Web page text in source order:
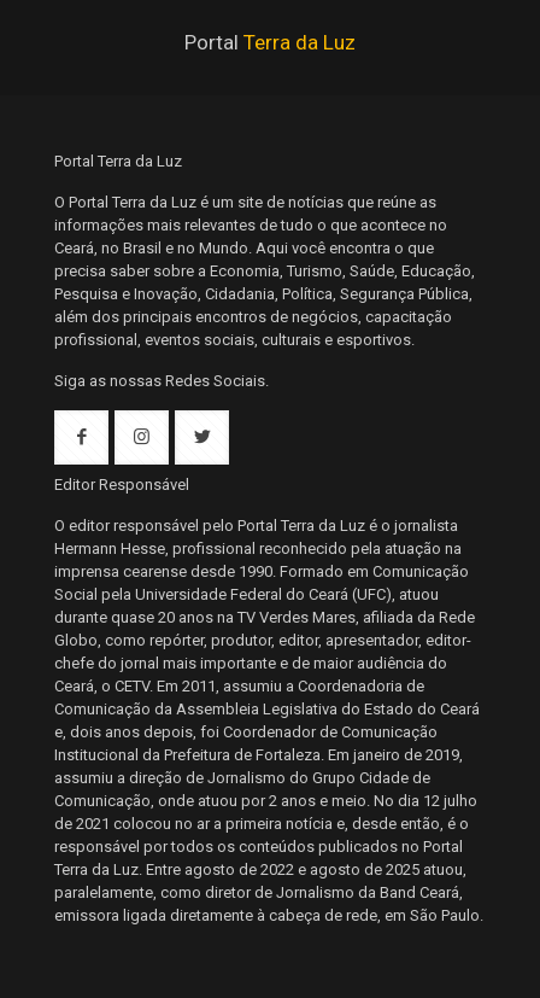
Portal Terra da Luz
Portal Terra da Luz
O Portal Terra da Luz é um site de notícias que reúne as
informações mais relevantes de tudo o que acontece no
Ceará, no Brasil e no Mundo. Aqui você encontra o que
precisa saber sobre a Economia, Turismo, Saúde, Educação,
Pesquisa e Inovação, Cidadania, Política, Segurança Pública,
além dos principais encontros de negócios, capacitação
profissional, eventos sociais, culturais e esportivos.
Siga as nossas Redes Sociais.
Editor Responsável
O editor responsável pelo Portal Terra da Luz é o jornalista
Hermann Hesse, profissional reconhecido pela atuação na
imprensa cearense desde 1990. Formado em Comunicação
Social pela Universidade Federal do Ceará (UFC), atuou
durante quase 20 anos na TV Verdes Mares, afiliada da Rede
Globo, como repórter, produtor, editor, apresentador, editor-
chefe do jornal mais importante e de maior audiência do
Ceará, o CETV. Em 2011, assumiu a Coordenadoria de
Comunicação da Assembleia Legislativa do Estado do Ceará
e, dois anos depois, foi Coordenador de Comunicação
Institucional da Prefeitura de Fortaleza. Em janeiro de 2019,
assumiu a direção de Jornalismo do Grupo Cidade de
Comunicação, onde atuou por 2 anos e meio. No dia 12 julho
de 2021 colocou no ar a primeira notícia e, desde então, é o
responsável por todos os conteúdos publicados no Portal
Terra da Luz. Entre agosto de 2022 e agosto de 2025 atuou,
paralelamente, como diretor de Jornalismo da Band Ceará,
emissora ligada diretamente à cabeça de rede, em São Paulo.